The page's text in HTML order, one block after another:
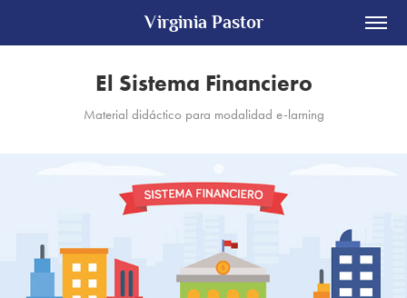
Virginia Pastor
El Sistema Financiero
Material didáctico para modalidad e-larning